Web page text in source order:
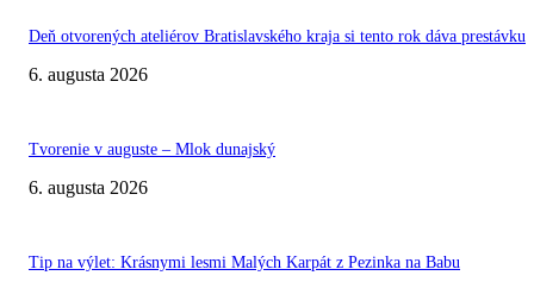
Deň otvorených ateliérov Bratislavského kraja si tento rok dáva prestávku
6. augusta 2026
Tvorenie v auguste – Mlok dunajský
6. augusta 2026
Tip na výlet: Krásnymi lesmi Malých Karpát z Pezinka na Babu